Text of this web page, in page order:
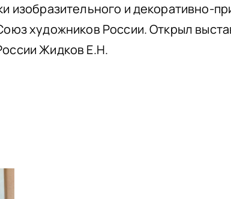
изобразительного и декоративно-
художников России. Открыл
Жидков Е.Н.